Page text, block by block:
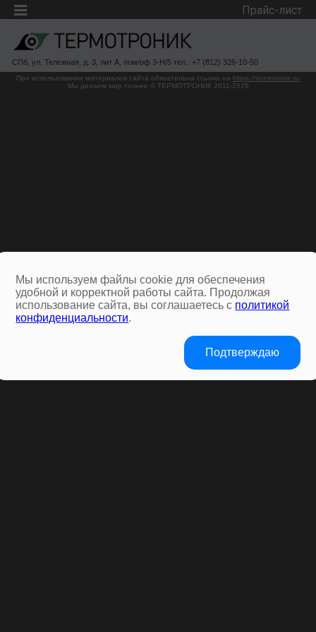
Прайс-лист
СПб, ул. Тележная, д. 3, лит А, пом/оф 3-Н/5 тел.: +7 (812) 326-10-50
При использовании материалов сайта обязательна ссылка на https://termotronic.ru
Мы делаем мир точнее © ТЕРМОТРОНИК 2011-2026
Мы используем файлы cookie для обеспечения
удобной и корректной работы сайта. Продолжая
использование сайта, вы соглашаетесь с политикой
конфиденциальности.
Подтверждаю